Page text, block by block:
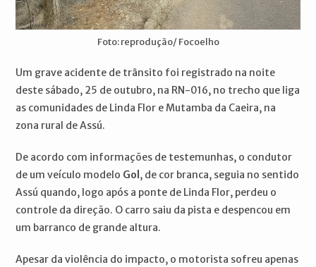
Foto: reprodução/ Focoelho
Um grave acidente de trânsito foi registrado na noite
deste sábado, 25 de outubro, na RN-016, no trecho que liga
as comunidades de Linda Flor e Mutamba da Caeira, na
zona rural de Assú.
De acordo com informações de testemunhas, o condutor
de um veículo modelo Gol , de cor branca, seguia no sentido
Assú quando, logo após a ponte de Linda Flor, perdeu o
controle da direção. O carro saiu da pista e despencou em
um barranco de grande altura.
Apesar da violência do impacto, o motorista sofreu apenas